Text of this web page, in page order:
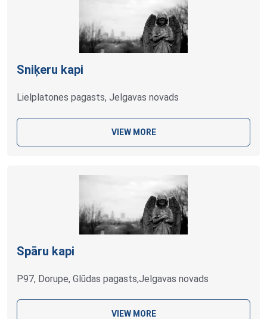
Sniķeru kapi
Lielplatones pagasts, Jelgavas novads
VIEW MORE
Spāru kapi
P97, Dorupe, Glūdas pagasts,Jelgavas novads
VIEW MORE